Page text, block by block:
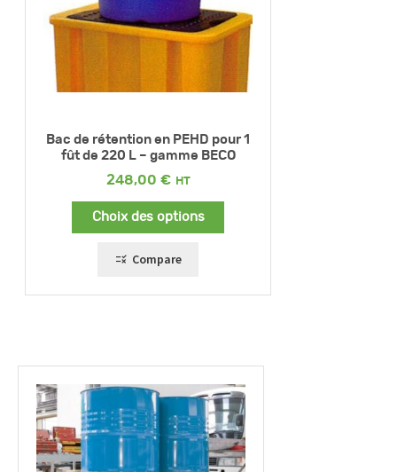
Bac de rétention en PEHD pour 1
fût de 220 L – gamme BECO
248,00 €
Choix des options
Compare